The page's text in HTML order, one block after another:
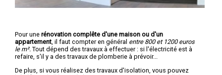
Pour une rénovation complête d'une maison ou d'un
appartement , il faut compter en général entre 800 et 1200 euros
le m². Tout dépend des travaux à effectuer : si l'électricité est à
refaire, s'il y a des travaux de plomberie à prévoir...
De plus, si vous réalisez des travaux d'isolation, vous pouvez